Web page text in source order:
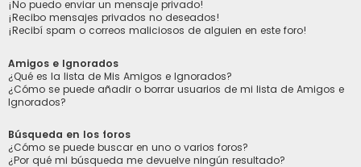
¡No puedo enviar un mensaje privado!
¡Recibo mensajes privados no deseados!
¡Recibí spam o correos maliciosos de alguien en este foro!
Amigos e Ignorados
¿Qué es la lista de Mis Amigos e Ignorados?
¿Cómo se puede añadir o borrar usuarios de mi lista de Amigos e
Ignorados?
Búsqueda en los foros
¿Cómo se puede buscar en uno o varios foros?
¿Por qué mi búsqueda me devuelve ningún resultado?